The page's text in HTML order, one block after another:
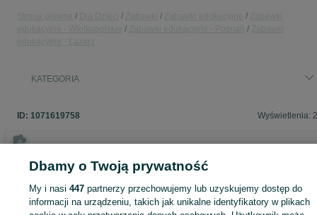
25. My jesteśmy kotki dwa
28. O mande mande flore
32. Poszło dziewczę po ziele
33. Praczki
KATEGORIA
ID: 1071619758 Wyświetlenia:
sprzedającym
Dbamy o Twoją prywatność
My i nasi447 partnerzy przechowujemy lub uzyskujemy dostęp do
informacji na urządzeniu, takich jak unikalne identyfikatory w plikach